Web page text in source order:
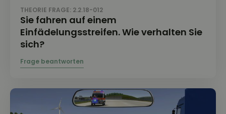
THEORIE FRAGE: 2.2.18-012
Sie fahren auf einem
Einfädelungsstreifen. Wie verhalten Sie
sich?